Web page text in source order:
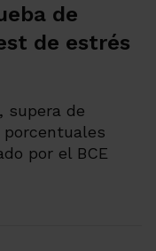
de
de estrés
supera de
porcentuales
por el BCE